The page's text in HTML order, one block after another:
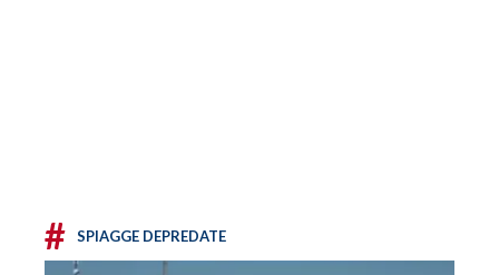
# SPIAGGE DEPREDATE